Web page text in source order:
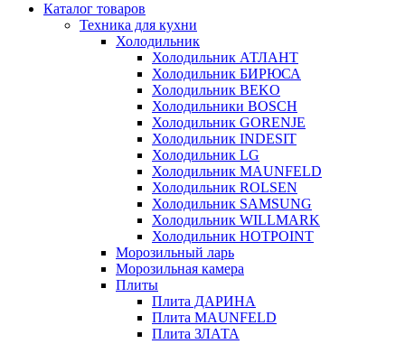
Каталог товаров
Техника для кухни
Холодильник
Холодильник АТЛАНТ
Холодильник БИРЮСА
Холодильник BEKO
Холодильники BOSCH
Холодильник GORENJE
Холодильник INDESIT
Холодильник LG
Холодильник MAUNFELD
Холодильник ROLSEN
Холодильник SAMSUNG
Холодильник WILLMARK
Холодильник HOTPOINT
Морозильный ларь
Морозильная камера
Плиты
Плита ДАРИНА
Плита MAUNFELD
Плита ЗЛАТА